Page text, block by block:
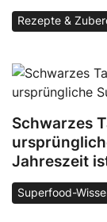
Rezepte &
Schwarzes
Jahreszeit
Superfood-